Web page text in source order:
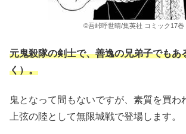
©吾峠呼世晴/集英社 コミック17巻
元鬼殺隊の剣士で、善逸の兄弟子でもあ
く）。
鬼となって間もないですが、素質を買わ
上弦の陸として無限城戦で登場します。